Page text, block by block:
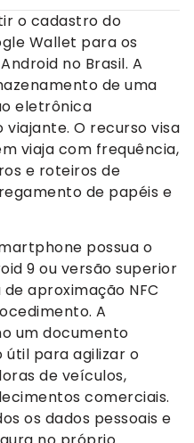
o cadastro do
Wallet para os
no Brasil. A
de uma
eletrônica
O recurso visa
viaja com frequência,
e roteiros de
de papéis e
possua o
9 ou versão superior
aproximação NFC
A
um documento
para agilizar o
de veículos,
comerciais.
os dados pessoais e